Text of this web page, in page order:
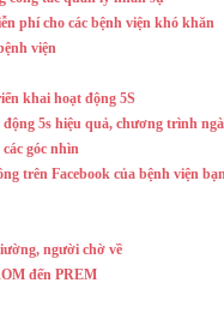
phí cho các bệnh viện khó khăn
viện
khai hoạt động 5S
5s hiệu quả, chương trình
góc nhìn
trên Facebook của bệnh viện
người chờ về
đến PREM